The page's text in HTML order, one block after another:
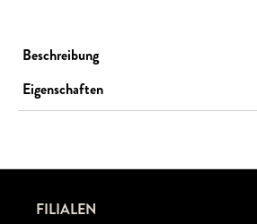
Beschreibung
Eigenschaften
FILIALEN